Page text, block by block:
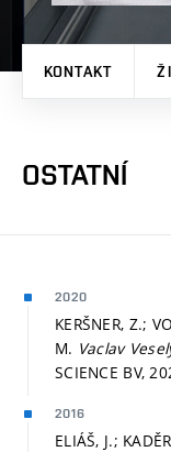
KONTAKT
OSTATNÍ
2020
KERŠNER, Z.;
M. Vaclav
SCIENCE BV,
2016
ELIÁŠ, J.;